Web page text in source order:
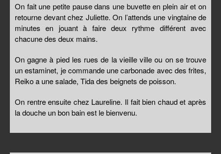
On fait une petite pause dans une buvette en plein air et on
retourne devant chez Juliette. On l’attends une vingtaine de
minutes en jouant à faire deux rythme différent avec
chacune des deux mains.
On gagne à pied les rues de la vieille ville ou on se trouve
un estaminet, je commande une carbonade avec des frites,
Reiko a une salade, Tida des beignets de poisson.
On rentre ensuite chez Laureline. Il fait bien chaud et après
la douche un bon bain est le bienvenu.